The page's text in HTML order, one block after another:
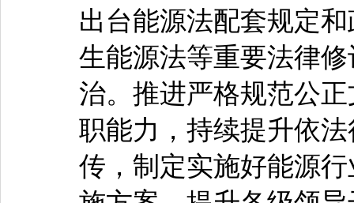
出台能源法配套规定
生能源法等重要法律
治。推进严格规范公
职能力，持续提升依
传，制定实施好能源